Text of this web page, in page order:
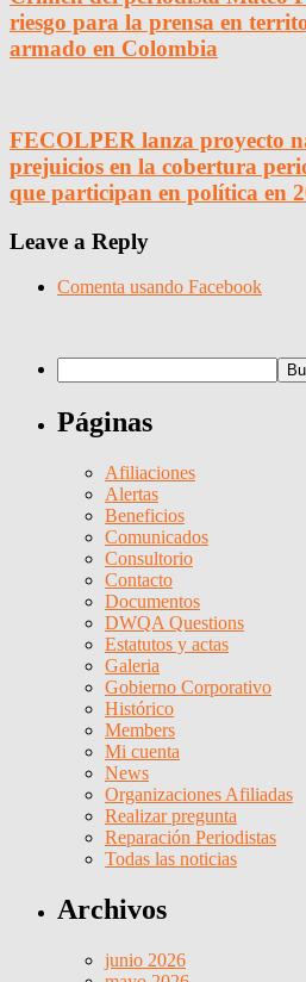
riesgo para la prensa en
armado en Colombia
FECOLPER lanza proyecto
prejuicios en la cobertura
que participan en política en
Leave a Reply
Comenta usando Facebook
Páginas
Afiliaciones
Alertas
Beneficios
Comunicados
Consultorio
Contacto
Documentos
DWQA Questions
Estatutos y actas
Galeria
Gobierno Corporativo
Histórico
Members
Mi cuenta
News
Organizaciones Afiliadas
Realizar pregunta
Reparación Periodistas
Todas las noticias
Archivos
junio 2026